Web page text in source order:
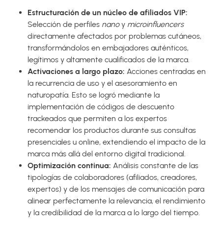
Estructuración de un núcleo de afiliados VIP:
Selección de perfiles nanoy microinfluencers
directamente afectados por problemas cutáneos,
transformándolos en embajadores auténticos,
legítimos y altamente cualificados de la marca.
Activaciones a largo plazo: Acciones centradas en
la recurrencia de uso y el asesoramiento en
naturopatía. Esto se logró mediante la
implementación de códigos de descuento
trackeados que permiten a los expertos
recomendar los productos durante sus consultas
presenciales u online, extendiendo el impacto de la
marca más allá del entorno digital tradicional.
Optimización continua: Análisis constante de las
tipologías de colaboradores (afiliados, creadores,
expertos) y de los mensajes de comunicación para
alinear perfectamente la relevancia, el rendimiento
y la credibilidad de la marca a lo largo del tiempo.